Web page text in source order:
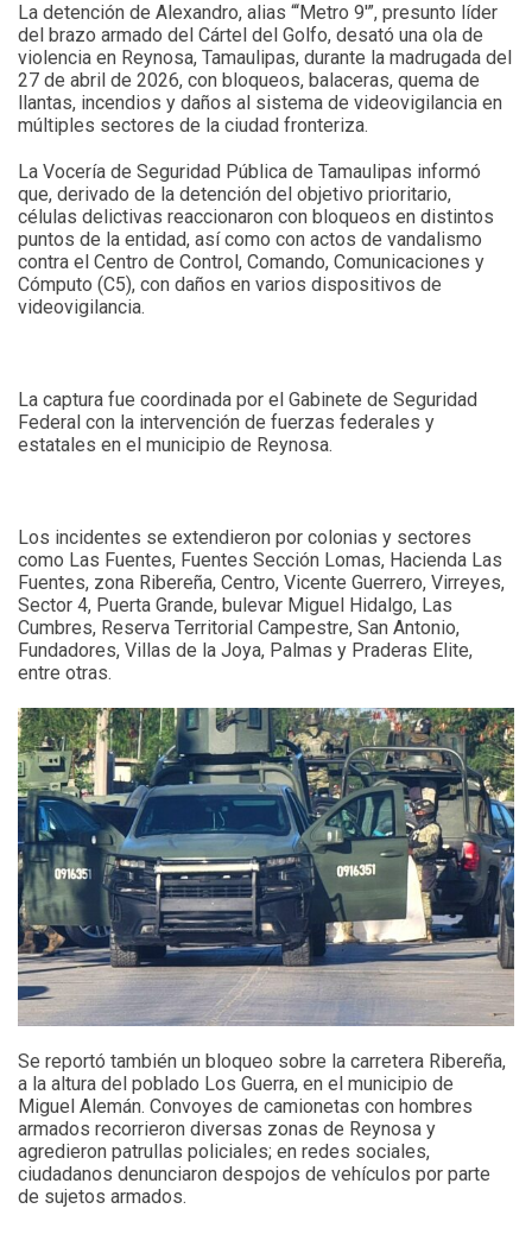
La detención de Alexandro, alias “‘Metro 9′”, presunto líder
del brazo armado del Cártel del Golfo, desató una ola de
violencia en Reynosa, Tamaulipas, durante la madrugada del
27 de abril de 2026, con bloqueos, balaceras, quema de
llantas, incendios y daños al sistema de videovigilancia en
múltiples sectores de la ciudad fronteriza.
La Vocería de Seguridad Pública de Tamaulipas informó
que, derivado de la detención del objetivo prioritario,
células delictivas reaccionaron con bloqueos en distintos
puntos de la entidad, así como con actos de vandalismo
contra el Centro de Control, Comando, Comunicaciones y
Cómputo (C5), con daños en varios dispositivos de
videovigilancia.
La captura fue coordinada por el Gabinete de Seguridad
Federal con la intervención de fuerzas federales y
estatales en el municipio de Reynosa.
Los incidentes se extendieron por colonias y sectores
como Las Fuentes, Fuentes Sección Lomas, Hacienda Las
Fuentes, zona Ribereña, Centro, Vicente Guerrero, Virreyes,
Sector 4, Puerta Grande, bulevar Miguel Hidalgo, Las
Cumbres, Reserva Territorial Campestre, San Antonio,
Fundadores, Villas de la Joya, Palmas y Praderas Elite,
entre otras.
Se reportó también un bloqueo sobre la carretera Ribereña,
a la altura del poblado Los Guerra, en el municipio de
Miguel Alemán. Convoyes de camionetas con hombres
armados recorrieron diversas zonas de Reynosa y
agredieron patrullas policiales; en redes sociales,
ciudadanos denunciaron despojos de vehículos por parte
de sujetos armados.